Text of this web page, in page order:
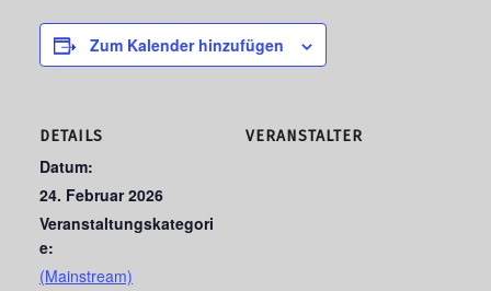
Zum Kalender hinzufügen
DETAILS
Datum:
24. Februar 2026
Veranstaltungskategori
e:
(Mainstream)
VERANSTALTER